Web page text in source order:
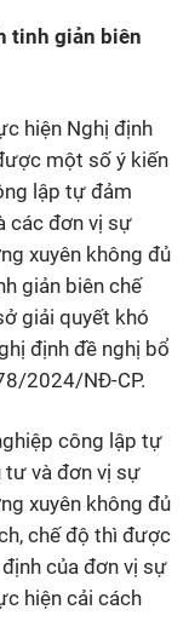
tinh giản biên
hiện Nghị định
một số ý kiến
lập tự đảm
các đơn vị sự
xuyên không đủ
giản biên chế
giải quyết khó
định đề nghị bổ
2024/NĐ-CP.
công lập tự
tư và đơn vị sự
xuyên không đủ
chế độ thì được
của đơn vị sự
hiện cải cách